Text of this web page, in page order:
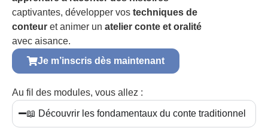
captivantes, développer vos techniques de
conteur et animer un atelier conte et oralité
avec aisance.
Je m’inscris dès maintenant
Au fil des modules, vous allez :
📖 Découvrir les fondamentaux du conte traditionnel